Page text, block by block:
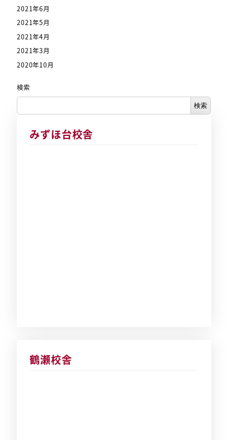
2021年6月
2021年5月
2021年4月
2021年3月
2020年10月
検索
検索
みずほ台校舎
鶴瀬校舎